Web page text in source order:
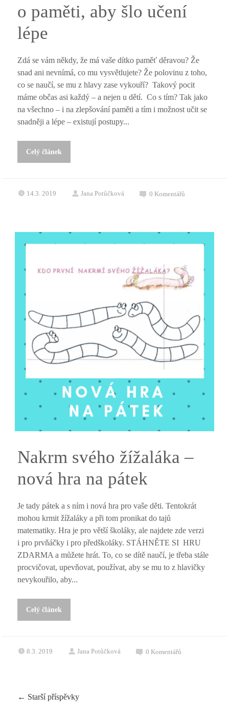
o paměti, aby šlo učení
lépe
Zdá se vám někdy, že má vaše dítko paměť děravou? Že
snad ani nevnímá, co mu vysvětlujete? Že polovinu z toho,
co se naučí, se mu z hlavy zase vykouří? Takový pocit
máme občas asi každý – a nejen u dětí. Co s tím? Tak jako
na všechno – i na zlepšování paměti a tím i možnost učit se
snadněji a lépe – existují postupy...
Celý článek
14.3. 2019 Jana Potůčková 0Komentářů
Nakrm svého žížaláka –
nová hra na pátek
Je tady pátek a s ním i nová hra pro vaše děti. Tentokrát
mohou krmit žížaláky a při tom pronikat do tajů
matematiky. Hra je pro větší školáky, ale najdete zde verzi
i pro prvňáčky i pro předškoláky. STÁHNĚTE SI HRU
ZDARMA a můžete hrát. To, co se dítě naučí, je třeba stále
procvičovat, upevňovat, používat, aby se mu to z hlavičky
nevykouřilo, aby...
Celý článek
8.3. 2019 Jana Potůčková 0Komentářů
← Starší příspěvky